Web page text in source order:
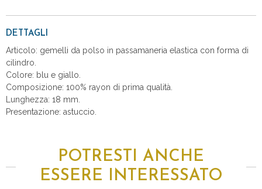
DETTAGLI
Articolo: gemelli da polso in passamaneria elastica con forma di
cilindro.
Colore: blu e giallo.
Composizione: 100% rayon di prima qualità.
Lunghezza: 18 mm.
Presentazione: astuccio.
POTRESTI ANCHE
ESSERE INTERESSATO